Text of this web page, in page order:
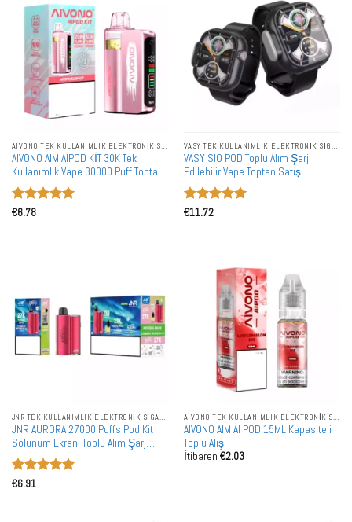
AIVONO TEK KULLANIMLIK ELEKTRONIK SIGARALAR
AIVONO AIM AIPOD KİT 30K Tek
Kullanımlık Vape 30000 Puff Toptan
Akıllı Ekran Gösterisi
5 üzerinden
€6.78
VASY TEK KULLANIMLIK ELEKTRONIK SIGARALAR
VASY SIO POD Toplu Alım Şarj
Edilebilir Vape Toptan Satış
5 üzerinden
€11.72
JNR TEK KULLANIMLIK ELEKTRONIK SIGARALAR
JNR AURORA 27000 Puffs Pod Kit
Solunum Ekranı Toplu Alım Şarj
Edilebilir Yeniden Doldurulabilir
Vape Toptan Satış
5 üzerinden
€6.91
AIVONO TEK KULLANIMLIK ELEKTRONIK SIGARALAR
AIVONO AIM AI POD 15ML Kapasiteli
Toplu Alış
İtibaren €2.03